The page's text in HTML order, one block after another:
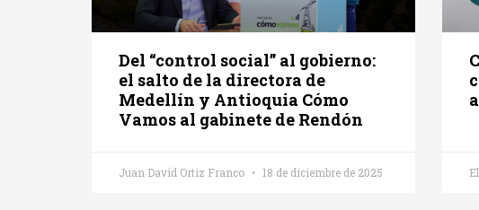
Del “control social” al gobierno:
el salto de la directora de
Medellín y Antioquia Cómo
Vamos al gabinete de Rendón
Juan David Ortiz Franco 18 de diciembre de 2025